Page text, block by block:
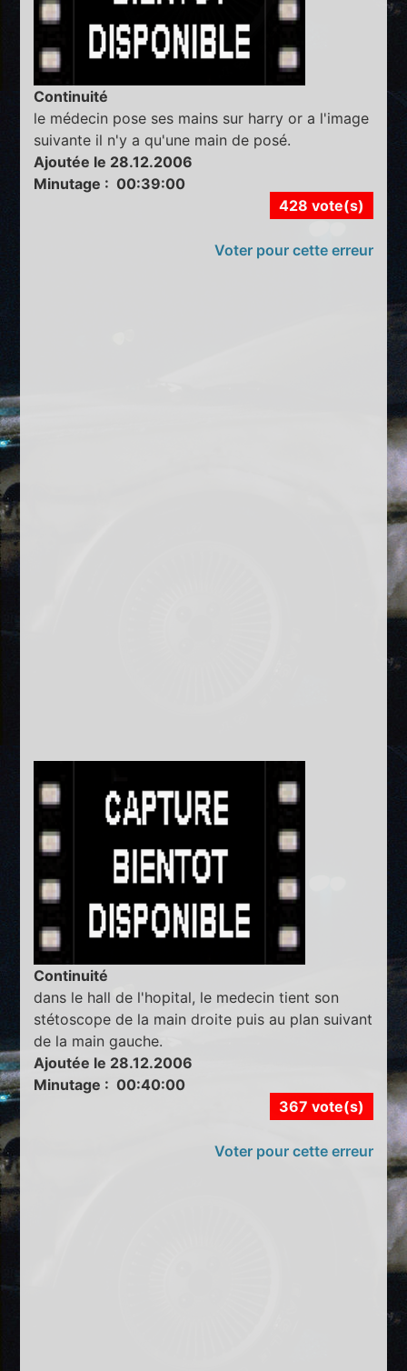
Continuité
le médecin pose ses mains sur harry or a l'image
suivante il n'y a qu'une main de posé.
Ajoutée le 28.12.2006
Minutage : 00:39:00
428 vote(s)
Voter pour cette erreur
Continuité
dans le hall de l'hopital, le medecin tient son
stétoscope de la main droite puis au plan suivant
de la main gauche.
Ajoutée le 28.12.2006
Minutage : 00:40:00
367 vote(s)
Voter pour cette erreur